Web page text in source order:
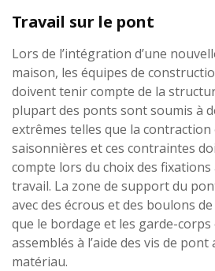
Travail sur le pont
Lors de l’intégration d’une
maison, les équipes de
doivent tenir compte de la
plupart des ponts sont soumis à
extrêmes telles que la contraction
saisonnières et ces contraintes
compte lors du choix des
travail. La zone de support du
avec des écrous et des boulons
que le bordage et les garde-
assemblés à l’aide des vis de
matériau.